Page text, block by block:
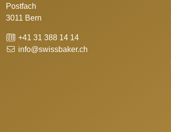
Postfach
3011 Bern
+41 31 388 14 14
info@swissbaker.ch